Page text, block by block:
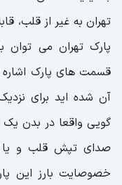
تهران به غیر از قلب،
پارک تهران می
قسمت های پارک اشاره
آن شده اید برای
گویی واقعا در بدن یک
صدای تپش قلب و یا
خصوصایت بارز این